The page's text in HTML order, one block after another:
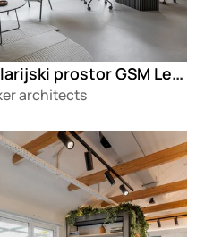
Kancelarijski prostor GSM Legal
architects